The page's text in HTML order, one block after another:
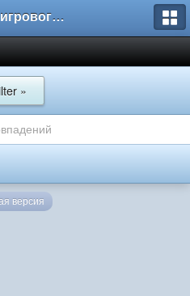
Форум игрового проекта Riverrise
»
версия